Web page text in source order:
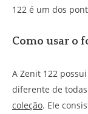
122 é um dos
Como usar o
A Zenit 122
diferente de
coleção. Ele